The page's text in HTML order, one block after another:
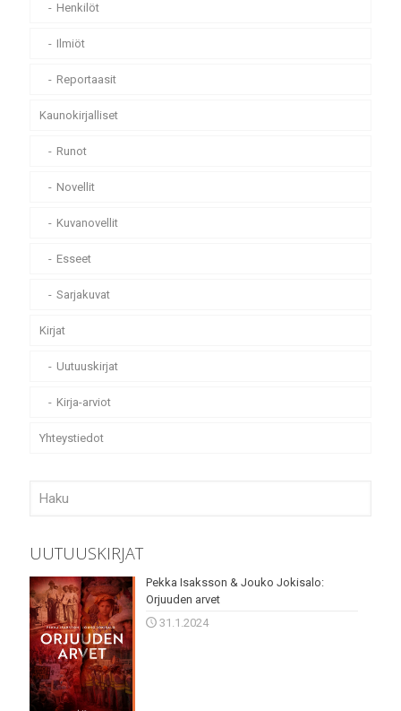
Henkilöt
Ilmiöt
Reportaasit
Kaunokirjalliset
Runot
Novellit
Kuvanovellit
Esseet
Sarjakuvat
Kirjat
Uutuuskirjat
Kirja-arviot
Yhteystiedot
UUTUUSKIRJAT
Pekka Isaksson & Jouko Jokisalo:
Orjuuden arvet
31.1.2024